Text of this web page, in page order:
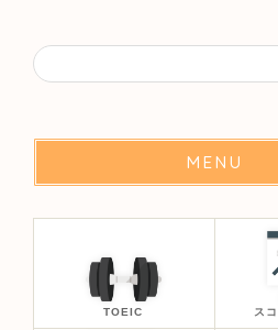
MENU
TOEIC ス